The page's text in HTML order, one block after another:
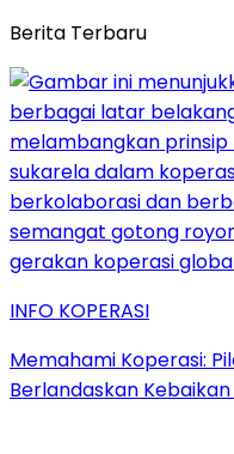
Berita Terbaru
INFO KOPERASI
Memahami Koperasi:
Berlandaskan